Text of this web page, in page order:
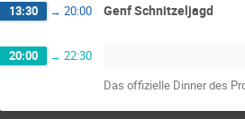
13:30 → 20:00 Genf Schnitzeljagd
20:00 → 22:30
Das offizielle Dinner des